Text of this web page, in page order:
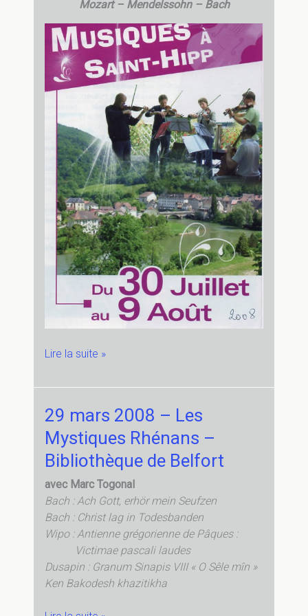
Mozart – Mendelssohn – Bach
1
2008
Église
de
Glère
Lire la suite »
29 mars 2008 – Les
Mystiques Rhénans –
Bibliothèque de Belfort
avec Marc Togonal
Bach : Ach Gott, erhör mein Seufzen
Bach : Christ lag in Todesbanden
Wipo : Antienne grégorienne de Pâques :
Victimae pascali laudes
Dusapin : Granum Sinapis VIII « O Sêle mîn »
Ken Bakodesh khazitikha